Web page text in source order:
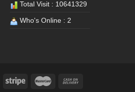
Total Visit : 10641329
Who's Online : 2